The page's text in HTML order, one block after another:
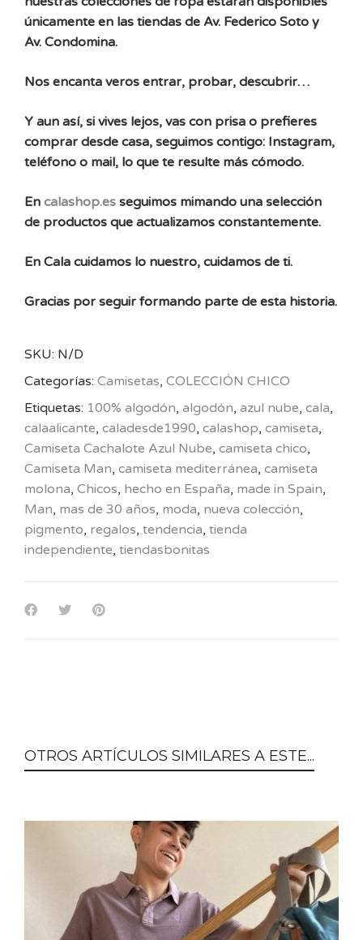
únicamente en las tiendas de Av. Federico Soto y
Av. Condomina.
Nos encanta veros entrar, probar, descubrir…
Y aun así, si vives lejos, vas con prisa o prefieres
comprar desde casa, seguimos contigo: Instagram,
teléfono o mail, lo que te resulte más cómodo.
En calashop.es seguimos mimando una selección
de productos que actualizamos constantemente.
En Cala cuidamos lo nuestro, cuidamos de ti.
Gracias por seguir formando parte de esta historia.
SKU: N/D
Categorías: Camisetas, COLECCIÓN CHICO
Etiquetas: 100% algodón, algodón, azul nube, cala,
calaalicante, caladesde1990, calashop, camiseta,
Camiseta Cachalote Azul Nube, camiseta chico,
Camiseta Man, camiseta mediterránea, camiseta
molona, Chicos, hecho en España, made in Spain,
Man, mas de 30 años, moda, nueva colección,
pigmento, regalos, tendencia, tienda
independiente, tiendasbonitas
OTROS ARTÍCULOS SIMILARES A ESTE...